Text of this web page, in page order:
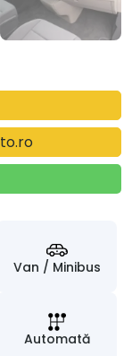
Van / Minibus
Automată